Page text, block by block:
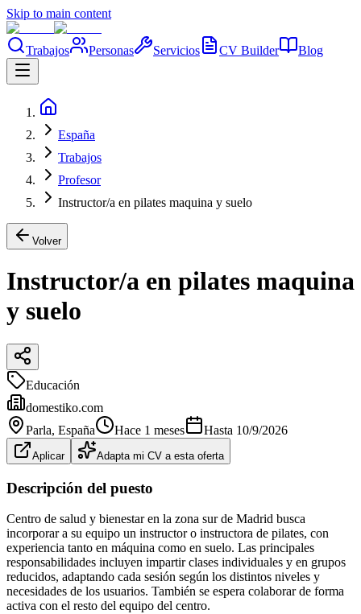
Skip to main content
Trabajos Personas Servicios CV Builder Blog
España
Trabajos
Profesor
Instructor/a en pilates maquina y suelo
Volver
Instructor/a en pilates maquina
y suelo
Educación
domestiko.com
Parla, España Hace 1 meses Hasta 10/9/2026
Aplicar Adapta mi CV a esta oferta
Descripción del puesto
Centro de salud y bienestar en la zona sur de Madrid busca
incorporar a su equipo un instructor o instructora de pilates, con
experiencia tanto en máquina como en suelo. Las principales
responsabilidades incluyen impartir clases individuales y en grupos
reducidos, adaptando cada sesión según los distintos niveles y
necesidades de los usuarios. También se espera colaborar de forma
activa con el resto del equipo del centro.